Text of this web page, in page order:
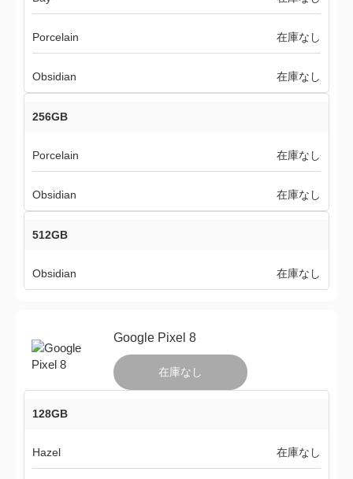
Porcelain 在庫なし
Obsidian 在庫なし
256GB
Porcelain 在庫なし
Obsidian 在庫なし
512GB
Obsidian 在庫なし
Google Pixel 8
在庫なし
128GB
Hazel 在庫なし